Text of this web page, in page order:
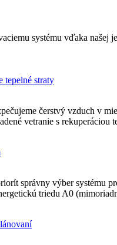
systému vďaka našej
tepelné straty
čerstvý vzduch v
vetranie s
správny výber systému
triedu A0